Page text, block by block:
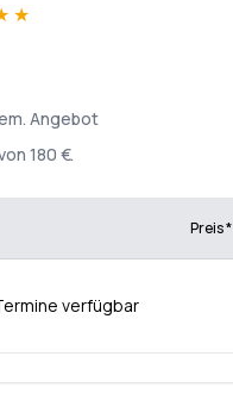
★
Angebot
180 €.
Preis *
verfügbar